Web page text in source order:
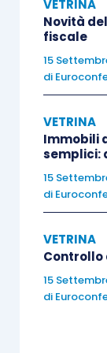
in
VETRINA
Novità
fiscale
15
di
VETRINA
Immobili
semplici:
15
di
VETRINA
Controllo
15
di